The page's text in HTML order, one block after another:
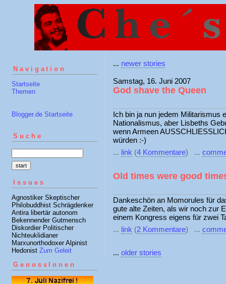
Navigation
Startseite
Themen
Blogger.de Startseite
Suche
Issues
Agnostiker Skeptischer
Philobuddhist Schrägdenker
Antira libertär autonom
Bekennender Gutmensch
Diskordier Politischer
Nichteuklidianer
Marxunorthodoxer Alpinist
Hedonist Zum Geleit
GenossInnen
... newer stories
Samstag, 16. Juni 2007
God shave the Queen
Ich bin ja nun jedem Militarismus
Nationalismus, aber Lisbeths
wenn Armeen
würden :-)
... link (4 Kommentare) ...
Old times were good
Dankeschön an Momorules für
gute alte Zeiten, als wir noch zur
einem Kongress eigens für zwei
... link (2 Kommentare) ...
... older stories